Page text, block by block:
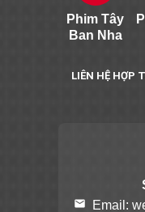
Phim Tây
Ban Nha
LIÊN HỆ HỢP
email Email: